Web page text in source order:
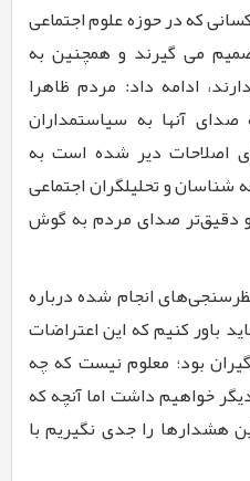
که در حوزه علوم اجتماعی
می گیرند و همچنین به
ادامه داد: مردم ظاهرا
آنها به سیاستمداران
اصلاحات دیر شده است به
و تحلیلگران اجتماعی
و دقیق‌تر صدای مردم به گوش
انجام شده درباره
باور کنیم که این اعتراضات
بود؛ معلوم نیست که چه
خواهیم داشت اما آنچه که
هشدارها را جدی نگیریم با